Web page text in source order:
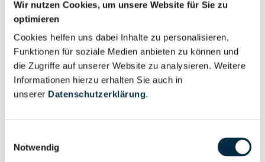
Wir nutzen Cookies, um unsere Website für Sie zu
optimieren
Cookies helfen uns dabei Inhalte zu personalisieren,
Funktionen für soziale Medien anbieten zu können und
die Zugriffe auf unserer Website zu analysieren. Weitere
Informationen hierzu erhalten Sie auch in
unserer Datenschutzerklärung.
Notwendig
Nutzer
Wirtschaftlich
Berechtigter
Vollständiges
Unternehmensprofil